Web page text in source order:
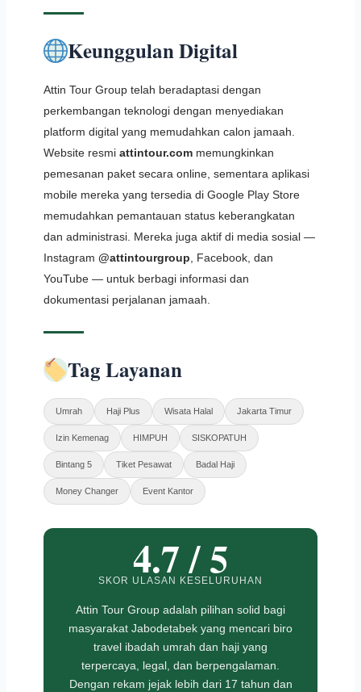
Keunggulan Digital
Attin Tour Group telah beradaptasi dengan
perkembangan teknologi dengan menyediakan
platform digital yang memudahkan calon jamaah.
Website resmiattintour.com memungkinkan
pemesanan paket secara online, sementara aplikasi
mobile mereka yang tersedia di Google Play Store
memudahkan pemantauan status keberangkatan
dan administrasi. Mereka juga aktif di media sosial —
Instagram@attintourgroup, Facebook, dan
YouTube — untuk berbagi informasi dan
dokumentasi perjalanan jamaah.
Tag Layanan
Umrah Haji Plus Wisata Halal Jakarta Timur
Izin Kemenag HIMPUH SISKOPATUH
Bintang 5 Tiket Pesawat Badal Haji
Money Changer Event Kantor
4.7 / 5
SKOR ULASAN KESELURUHAN
Attin Tour Group adalah pilihan solid bagi
masyarakat Jabodetabek yang mencari biro
travel ibadah umrah dan haji yang
terpercaya, legal, dan berpengalaman.
Dengan rekam jejak lebih dari 17 tahun dan